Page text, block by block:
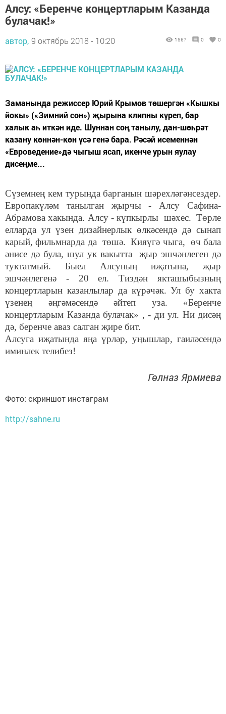
Алсу: «Беренче концертларым Казанда
булачак!»
автор, 9 октябрь 2018 - 10:20 1567 0 0
Заманында режиссер Юрий Крымов төшергән «Кышкы
йокы» («Зимний сон») җырына клипны күреп, бар
халык аһ иткән иде. Шуннан соң танылу, дан-шөһрәт
казану көннән-көн үсә генә бара. Рәсәй исеменнән
«Евроведение»дә чыгыш ясап, икенче урын яулау
дисеңме...
Сүземнең кем турында барганын шәрехләгәнсездер.
Европакүләм танылган җырчы - Алсу Сафина-
Абрамова хакында. Алсу - күпкырлы шәхес. Төрле
елларда ул үзен дизайнерлык өлкәсендә дә сынап
карый, фильмнарда да төшә. Кияүгә чыга, өч бала
әнисе дә була, шул ук вакытта җыр эшчәнлеген дә
туктатмый. Быел Алсуның иҗатына, җыр
эшчәнлегенә - 20 ел. Тиздән якташыбызның
концертларын казанлылар да күрәчәк. Ул бу хакта
үзенең әңгәмәсендә әйтеп уза. «Беренче
концертларым Казанда булачак» , - ди ул. Ни дисәң
дә, беренче аваз салган җире бит.
Алсуга иҗатында яңа үрләр, уңышлар, гаиләсендә
иминлек телибез!
Гөлназ Ярмиева
Фото: скриншот инстаграм
http://sahne.ru